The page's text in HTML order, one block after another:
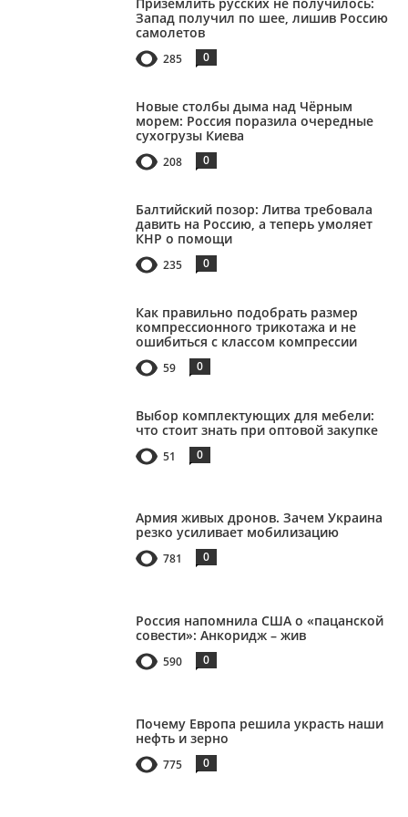
Приземлить русских не получилось:
Запад получил по шее, лишив Россию
самолетов
285 0
Новые столбы дыма над Чёрным
морем: Россия поразила очередные
сухогрузы Киева
208 0
Балтийский позор: Литва требовала
давить на Россию, а теперь умоляет
КНР о помощи
235 0
Как правильно подобрать размер
компрессионного трикотажа и не
ошибиться с классом компрессии
59 0
Выбор комплектующих для мебели:
что стоит знать при оптовой закупке
51 0
Армия живых дронов. Зачем Украина
резко усиливает мобилизацию
781 0
Россия напомнила США о «пацанской
совести»: Анкоридж – жив
590 0
Почему Европа решила украсть наши
нефть и зерно
775 0